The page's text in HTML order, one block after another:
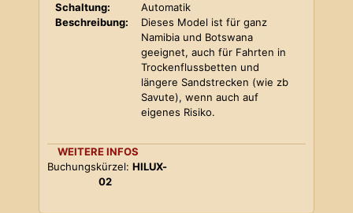
Schaltung:
Automatik
Beschreibung:
Dieses Model ist für ganz
Namibia und Botswana
geeignet, auch für Fahrten in
Trockenflussbetten und
längere Sandstrecken (wie zb
Savute), wenn auch auf
eigenes Risiko.
WEITERE INFOS
Buchungskürzel: HILUX-
02